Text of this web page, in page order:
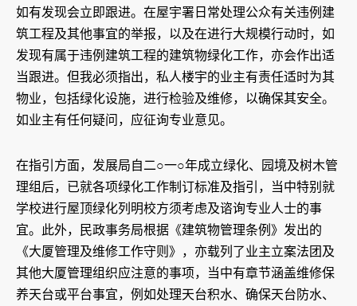
如有发现会立即跟进。在屋宇署日常处理公众有关违例建
筑工程及其他事宜的举报，以及在进行大规模行动时，如
发现有属于违例建筑工程的建筑物绿化工作，亦会作出适
当跟进。但我必须指出，私人楼宇的业主有责任适时为其
物业，包括绿化设施，进行检验及维修，以确保其安全。
如业主有任何疑问，应征询专业意见。
在指引方面，发展局自二○一○年成立绿化、园境及树木管
理组后，已就各项绿化工作制订标准及指引，当中特别就
学校进行屋顶绿化列明校方须考虑及谘询专业人士的事
宜。此外，民政事务局根据《建筑物管理条例》发出的
《大厦管理及维修工作守则》，亦载列了业主立案法团及
其他大厦管理组织应注意的事项，当中有章节涵盖维修保
养天台或平台事宜，例如处理天台积水、确保天台防水、